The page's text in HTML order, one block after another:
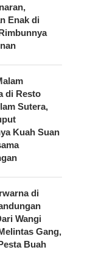
Enak di
di Resto
Sutera,
Kuah Suan
di
Wangi
Gang,
Buah